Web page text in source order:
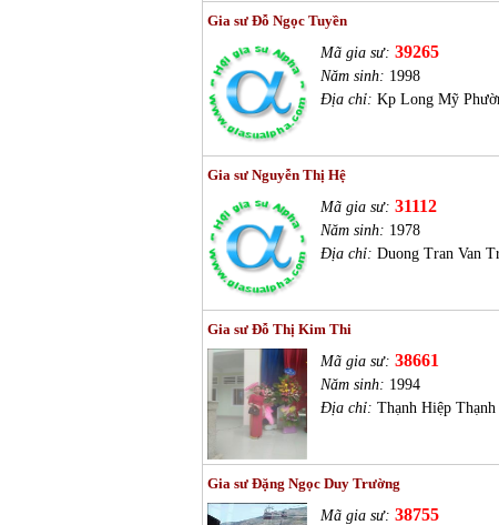
Gia sư Đỗ Ngọc Tuyền
Mã gia sư: 39265
Năm sinh: 1998
Địa chỉ: Kp Long Mỹ
Gia sư Nguyễn Thị Hệ
Mã gia sư: 31112
Năm sinh: 1978
Địa chỉ: Duong Tran Van
Gia sư Đỗ Thị Kim Thi
Mã gia sư: 38661
Năm sinh: 1994
Địa chỉ: Thạnh Hiệp
Gia sư Đặng Ngọc Duy Trường
Mã gia sư: 38755